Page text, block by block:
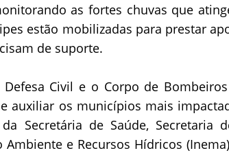
as fortes chuvas que
estão mobilizadas para prestar
de suporte.
Civil e o Corpo de
auxiliar os municípios mais
Secretária de Saúde, Secretaria
e Recursos Hídricos